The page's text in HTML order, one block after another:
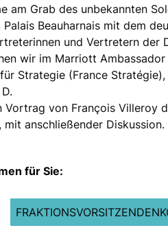
am Grab des unbekannten
Beauharnais mit dem
und Vertretern der
wir im Marriott
Strategie (France
Vortrag von François Villeroy
mit anschließender Diskussion.
für Sie: